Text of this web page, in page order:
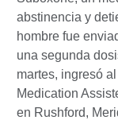
abstinencia y
hombre fue
una segunda
martes, ingresó
Medication
en Rushford,